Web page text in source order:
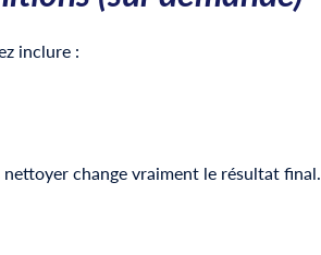
inclure :
nettoyer change vraiment le résultat final.